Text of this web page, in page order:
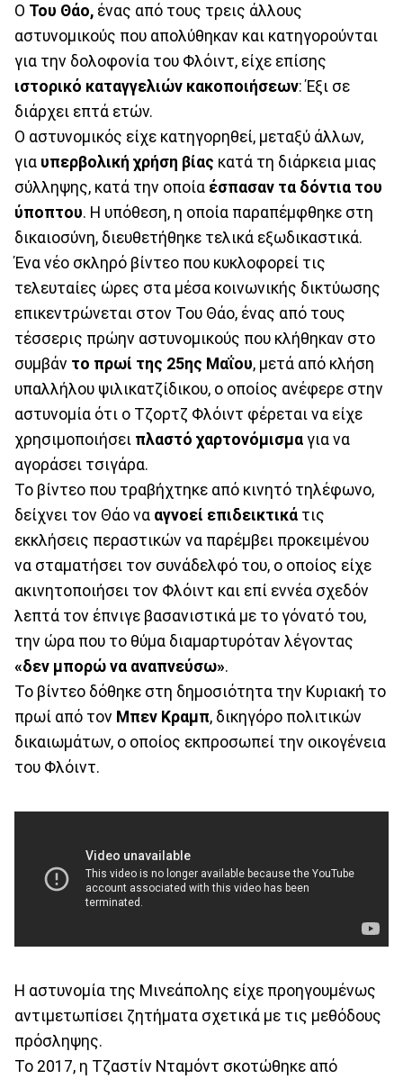
Ο Του Θάο, ένας από τους τρεις άλλους
αστυνομικούς που απολύθηκαν και κατηγορούνται
για την δολοφονία του Φλόιντ, είχε επίσης
ιστορικό καταγγελιών κακοποιήσεων: Έξι σε
διάρχει επτά ετών.
Ο αστυνομικός είχε κατηγορηθεί, μεταξύ άλλων,
για υπερβολική χρήση βίας κατά τη διάρκεια μιας
σύλληψης, κατά την οποία έσπασαν τα δόντια του
ύποπτου. Η υπόθεση, η οποία παραπέμφθηκε στη
δικαιοσύνη, διευθετήθηκε τελικά εξωδικαστικά.
Ένα νέο σκληρό βίντεο που κυκλοφορεί τις
τελευταίες ώρες στα μέσα κοινωνικής δικτύωσης
επικεντρώνεται στον Του Θάο, ένας από τους
τέσσερις πρώην αστυνομικούς που κλήθηκαν στο
συμβάν το πρωί της 25ης Μαΐου, μετά από κλήση
υπαλλήλου ψιλικατζίδικου, ο οποίος ανέφερε στην
αστυνομία ότι ο Τζορτζ Φλόιντ φέρεται να είχε
χρησιμοποιήσει πλαστό χαρτονόμισμα για να
αγοράσει τσιγάρα.
Το βίντεο που τραβήχτηκε από κινητό τηλέφωνο,
δείχνει τον Θάο να αγνοεί επιδεικτικά τις
εκκλήσεις περαστικών να παρέμβει προκειμένου
να σταματήσει τον συνάδελφό του, ο οποίος είχε
ακινητοποιήσει τον Φλόιντ και επί εννέα σχεδόν
λεπτά τον έπνιγε βασανιστικά με το γόνατό του,
την ώρα που το θύμα διαμαρτυρόταν λέγοντας
«δεν μπορώ να αναπνεύσω».
Το βίντεο δόθηκε στη δημοσιότητα την Κυριακή το
πρωί από τον Μπεν Κραμπ, δικηγόρο πολιτικών
δικαιωμάτων, ο οποίος εκπροσωπεί την οικογένεια
του Φλόιντ.
Η αστυνομία της Μινεάπολης είχε προηγουμένως
αντιμετωπίσει ζητήματα σχετικά με τις μεθόδους
πρόσληψης.
Το 2017, η Τζαστίν Νταμόντ σκοτώθηκε από